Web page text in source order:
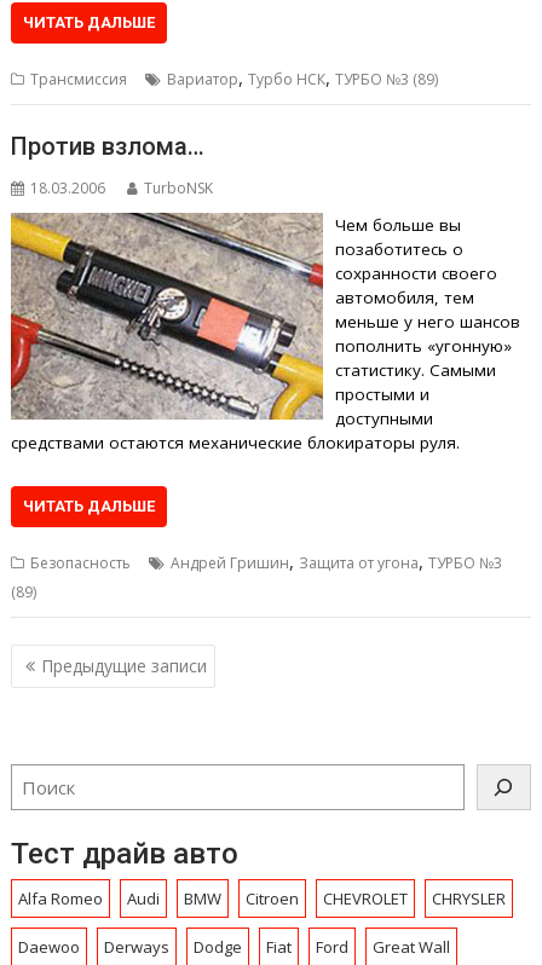
ЧИТАТЬ ДАЛЬШЕ
Трансмиссия Вариатор,Турбо НСК,ТУРБО №3 (89)
Против взлома…
18.03.2006 TurboNSK
Чем больше вы
позаботитесь о
сохранности своего
автомобиля, тем
меньше у него шансов
пополнить «угонную»
статистику. Самыми
простыми и
доступными
средствами остаются механические блокираторы руля.
ЧИТАТЬ ДАЛЬШЕ
Безопасность Андрей Гришин, Защита от угона,ТУРБО №3
(89)
Навигация
по
Предыдущие записи
Тест драйв авто
Alfa Romeo Audi BMW Citroen CHEVROLET CHRYSLЕR
Daewoo Derways Dodge Fiat Ford Great Wall